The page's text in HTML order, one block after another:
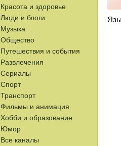
Красота и здоровье
Люди и блоги
Музыка
Общество
Путешествия и события
Развлечения
Сериалы
Спорт
Транспорт
Фильмы и анимация
Хобби и образование
Юмор
Все каналы